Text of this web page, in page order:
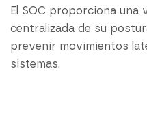
El SOC proporciona una
centralizada de su
prevenir movimientos
sistemas.